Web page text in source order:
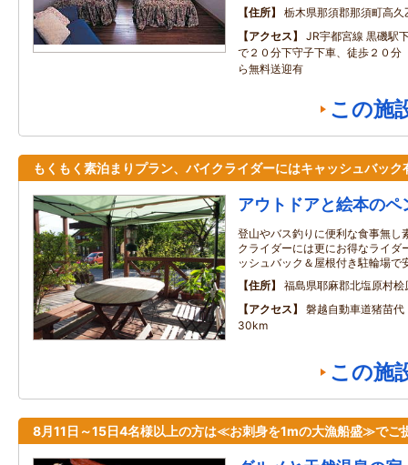
住所
栃木県那須郡那須町高
アクセス
JR宇都宮線 黒磯駅
で２０分下守子下車、徒歩２０
ら無料送迎有
この施
もくもく素泊まりプラン、バイクライダーにはキャッシュバック
アウトドアと絵本の
登山やバス釣りに便利な食事無し
クライダーには更にお得なライダ
ッシュバック＆屋根付き駐輪場で
住所
福島県耶麻郡北塩原村桧
アクセス
磐越自動車道猪苗
30km
この施
8月11日～15日4名様以上の方は≪お刺身を1mの大漁船盛≫でご